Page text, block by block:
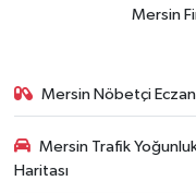
Mersin
Mersin Nöbetçi
Mersin Trafik
Haritası